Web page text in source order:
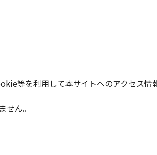
等を利用して本サイトへのアクセス情
ん。